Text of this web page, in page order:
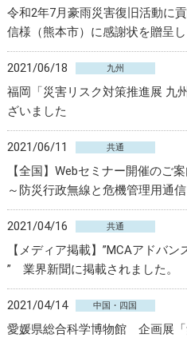
令和2年7月豪雨災害復旧活動に
信様（熊本市）に感謝状を贈呈
2021/06/18 九州
福岡「災害リスク対策推進展 九
ざいました
2021/06/11 共通
【全国】Webセミナー開催のご
～防災行政無線と危機管理用通
2021/04/16 共通
【メディア掲載】”MCAアドバ
” 業界新聞に掲載されました。
2021/04/14 中国・四国
愛媛県総合科学博物館 企画展